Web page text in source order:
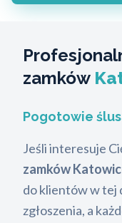
zamków
Pogotowie
Jeśli interesuje
zamków
do klientów w tej
zgłoszenia, a